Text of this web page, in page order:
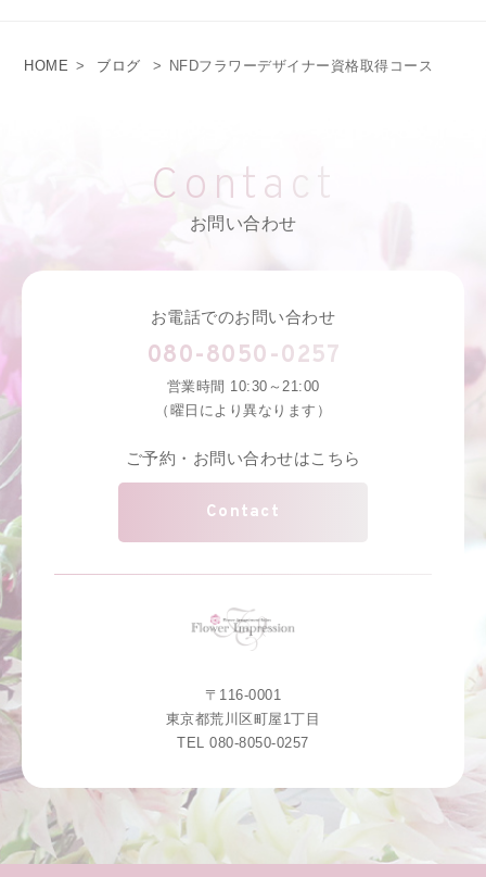
HOME > ブログ > NFDフラワーデザイナー資格取得コース
Contact
お問い合わせ
お電話でのお問い合わせ
080-8050-0257
営業時間 10:30～21:00
（曜日により異なります）
ご予約・お問い合わせはこちら
Contact
〒116-0001
東京都荒川区町屋1丁目
TEL 080-8050-0257